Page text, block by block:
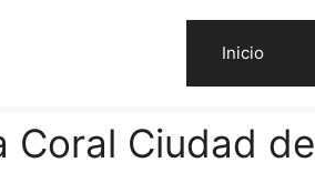
Inicio
Coral Ciudad de